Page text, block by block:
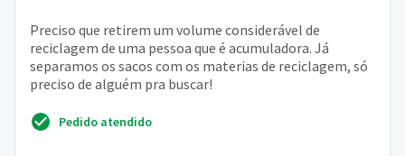
Preciso que retirem um volume considerável de
reciclagem de uma pessoa que é acumuladora. Já
separamos os sacos com os materias de reciclagem, só
preciso de alguém pra buscar!
Pedido atendido